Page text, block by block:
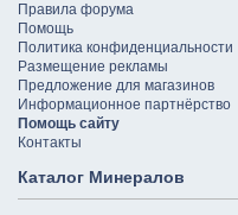
Правила форума
Помощь
Политика конфиденциальности
Размещение рекламы
Предложение для магазинов
Информационное партнёрство
Помощь сайту
Контакты
Каталог Минералов